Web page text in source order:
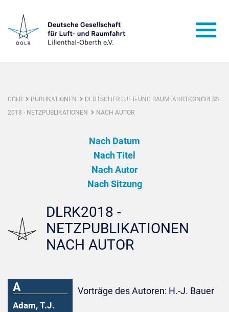
DGLR PUBLIKATIONEN
DEUTSCHER LUFT- UND RAUMFAHRTKONGRESS
2018 - NETZPUBLIKATIONEN
NACH AUTOR
Nach Datum
Nach Titel
Nach Autor
Nach Sitzung
DLRK2018 -
NETZPUBLIKATIONEN
NACH AUTOR
A
Adam, T.J.
Vorträge des Autoren: H.-J. Bauer